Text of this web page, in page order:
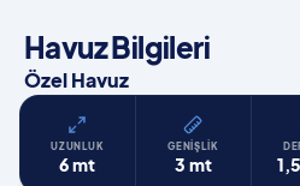
Havuz Bilgileri
Özel Havuz
UZUNLUK
6 mt
GENIŞLIK
3 mt